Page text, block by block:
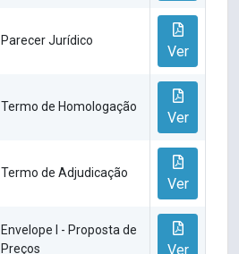
Parecer Jurídico
Ver
Termo de Homologação
Ver
Termo de Adjudicação
Ver
Envelope I - Proposta de
Preços
Ver